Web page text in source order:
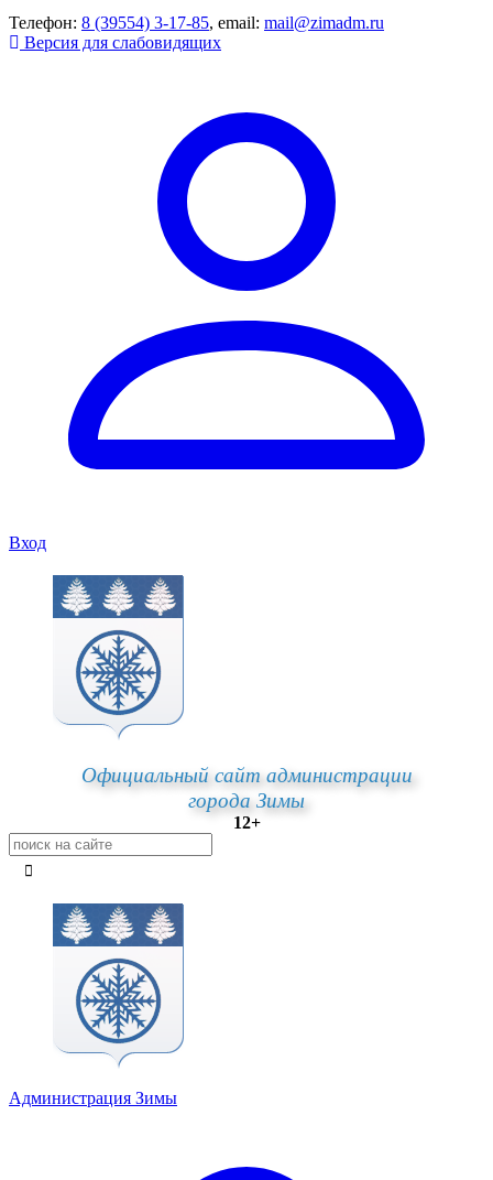
Телефон: 8 (39554) 3-17-85, email: mail@zimadm.ru
Версия для слабовидящих
Вход
Официальный сайт администрации
города Зимы
12+
Администрация Зимы